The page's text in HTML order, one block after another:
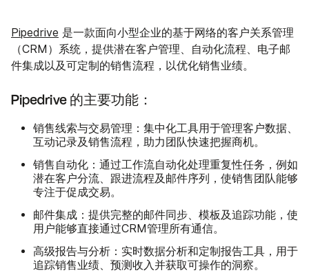
Pipedrive 是一款面向小型企业的基于网络的客户关系管理
（CRM）系统，提供潜在客户管理、自动化流程、电子邮
件集成以及可定制的销售流程，以优化销售业绩。
Pipedrive 的主要功能：
销售线索与交易管理： 集中化工具用于管理客户数据、
互动记录及销售流程，助力团队快速把握商机。
销售自动化： 通过工作流自动化处理重复性任务，例如
潜在客户分流、跟进流程及邮件序列，使销售团队能够
专注于促成交易。
邮件集成： 提供完整的邮件同步、模板及追踪功能，使
用户能够直接通过CRM管理所有通信。
高级报告与分析： 实时数据分析和定制报告工具，用于
追踪销售业绩、预测收入并获取可操作的洞察。